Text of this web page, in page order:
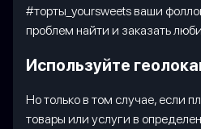
#торты_yoursweets ваши
проблем найти и заказать
Используйте
Но только в том случае, если
товары или услуги в